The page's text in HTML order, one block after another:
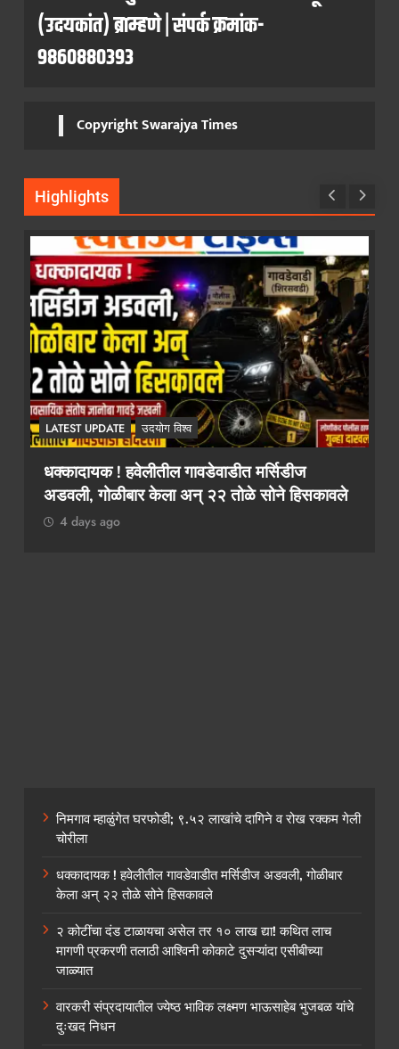
(उदयकांत) ब्राम्हणे | संपर्क क्रमांक-
9860880393
Copyright Swarajya Times
Highlights
मर्सिडीज
२२ तोळे सोने हिसकावले
LATEST UPDATE उदयोग विश्व
२ कोटींचा दंड टाळायचा असेल
कथित लाच मागणी प्रकरणी
निमगाव म्हाळुंगेत घरफोडी; ९.५२ लाखांचे दागिने व रोख रक्कम गेली
चोरीला
धक्कादायक ! हवेलीतील गावडेवाडीत मर्सिडीज अडवली, गोळीबार
केला अन् २२ तोळे सोने हिसकावले
२ कोटींचा दंड टाळायचा असेल तर १० लाख द्या! कथित लाच
मागणी प्रकरणी तलाठी आश्विनी कोकाटे दुसऱ्यांदा एसीबीच्या
जाळ्यात
वारकरी संप्रदायातील ज्येष्ठ भाविक लक्ष्मण भाऊसाहेब भुजबळ यांचे
दुःखद निधन